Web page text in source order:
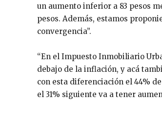
un aumento inferior a 83 pesos
pesos. Además, estamos
convergencia”.
“En el Impuesto Inmobiliario
debajo de la inflación, y acá
con esta diferenciación el 44%
el 31% siguiente va a tener